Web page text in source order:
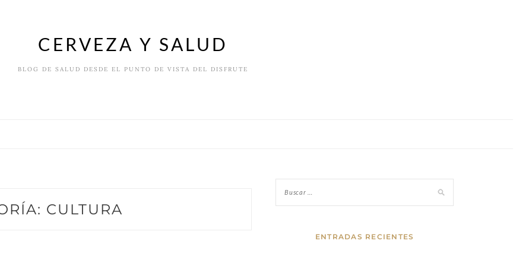
CERVEZA Y SALUD
BLOG DE SALUD DESDE EL PUNTO DE VISTA DEL DISFRUTE
CULTURA
ENTRADAS RECIENTES